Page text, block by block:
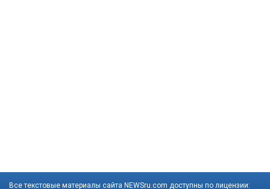
Все текстовые материалы сайта NEWSru.com доступны по лицензии: